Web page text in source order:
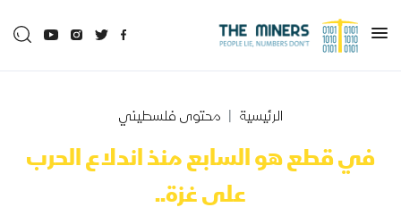
الرئيسية محتوى فلسطيني
في قطع هو السابع منذ اندلاع الحرب
على غزة..